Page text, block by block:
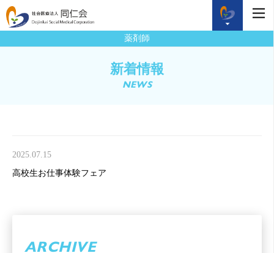
薬剤師
新着情報
NEWS
2025.07.15
高校生お仕事体験フェア
ARCHIVE